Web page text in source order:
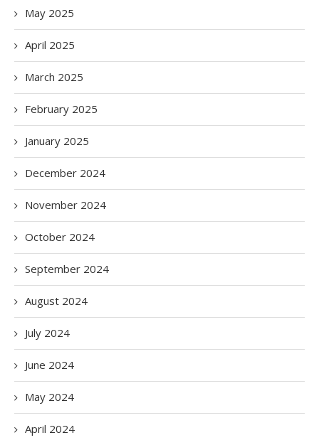
May 2025
April 2025
March 2025
February 2025
January 2025
December 2024
November 2024
October 2024
September 2024
August 2024
July 2024
June 2024
May 2024
April 2024